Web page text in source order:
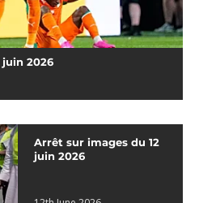
2026
Arrêt sur images du 12
juin 2026